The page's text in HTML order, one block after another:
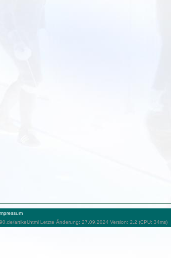
artikel.html Letzte Änderung: 27.09.2024 Version: 2.2 (CPU: 34ms)